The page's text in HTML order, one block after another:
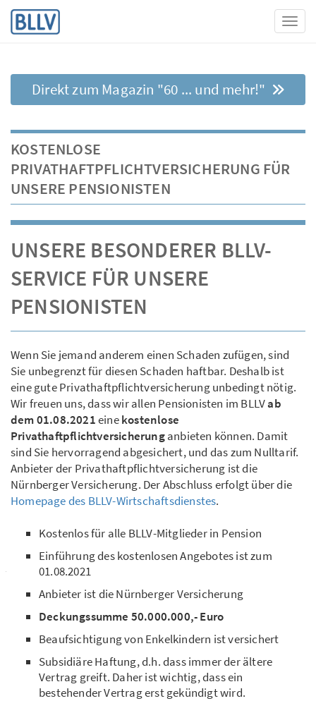
Direkt zum Magazin "60 ... und mehr!"
KOSTENLOSE
PRIVATHAFTPFLICHTVERSICHERUNG FÜR
UNSERE PENSIONISTEN
UNSERE BESONDERER BLLV-
SERVICE FÜR UNSERE
PENSIONISTEN
Wenn Sie jemand anderem einen Schaden zufügen, sind
Sie unbegrenzt für diesen Schaden haftbar. Deshalb ist
eine gute Privathaftpflichtversicherung unbedingt nötig.
Wir freuen uns, dass wir allen Pensionisten im BLLVab
dem 01.08.2021einekostenlose
Privathaftpflichtversicherunganbieten können. Damit
sind Sie hervorragend abgesichert, und das zum Nulltarif.
Anbieter der Privathaftpflichtversicherung ist die
Nürnberger Versicherung. Der Abschluss erfolgt über die
Homepage des BLLV-Wirtschaftsdienstes.
Kostenlos für alle BLLV-Mitglieder in Pension
Einführung des kostenlosen Angebotes ist zum
01.08.2021
Anbieter ist die Nürnberger Versicherung
Deckungssumme 50.000.000,- Euro
Beaufsichtigung von Enkelkindern ist versichert
Subsidiäre Haftung, d.h. dass immer der ältere
Vertrag greift. Daher ist wichtig, dass ein
bestehender Vertrag erst gekündigt wird.